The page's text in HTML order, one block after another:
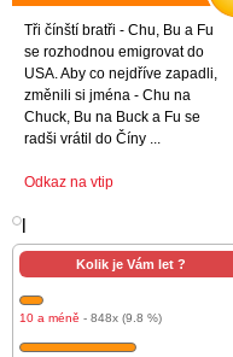
Tři čínští bratři - Chu, Bu a Fu
se rozhodnou emigrovat do
USA. Aby co nejdříve zapadli,
změnili si jména - Chu na
Chuck, Bu na Buck a Fu se
radši vrátil do Číny ...
Odkaz na vtip
Kolik je Vám let ?
10 a méně - 848x (9.8 %)